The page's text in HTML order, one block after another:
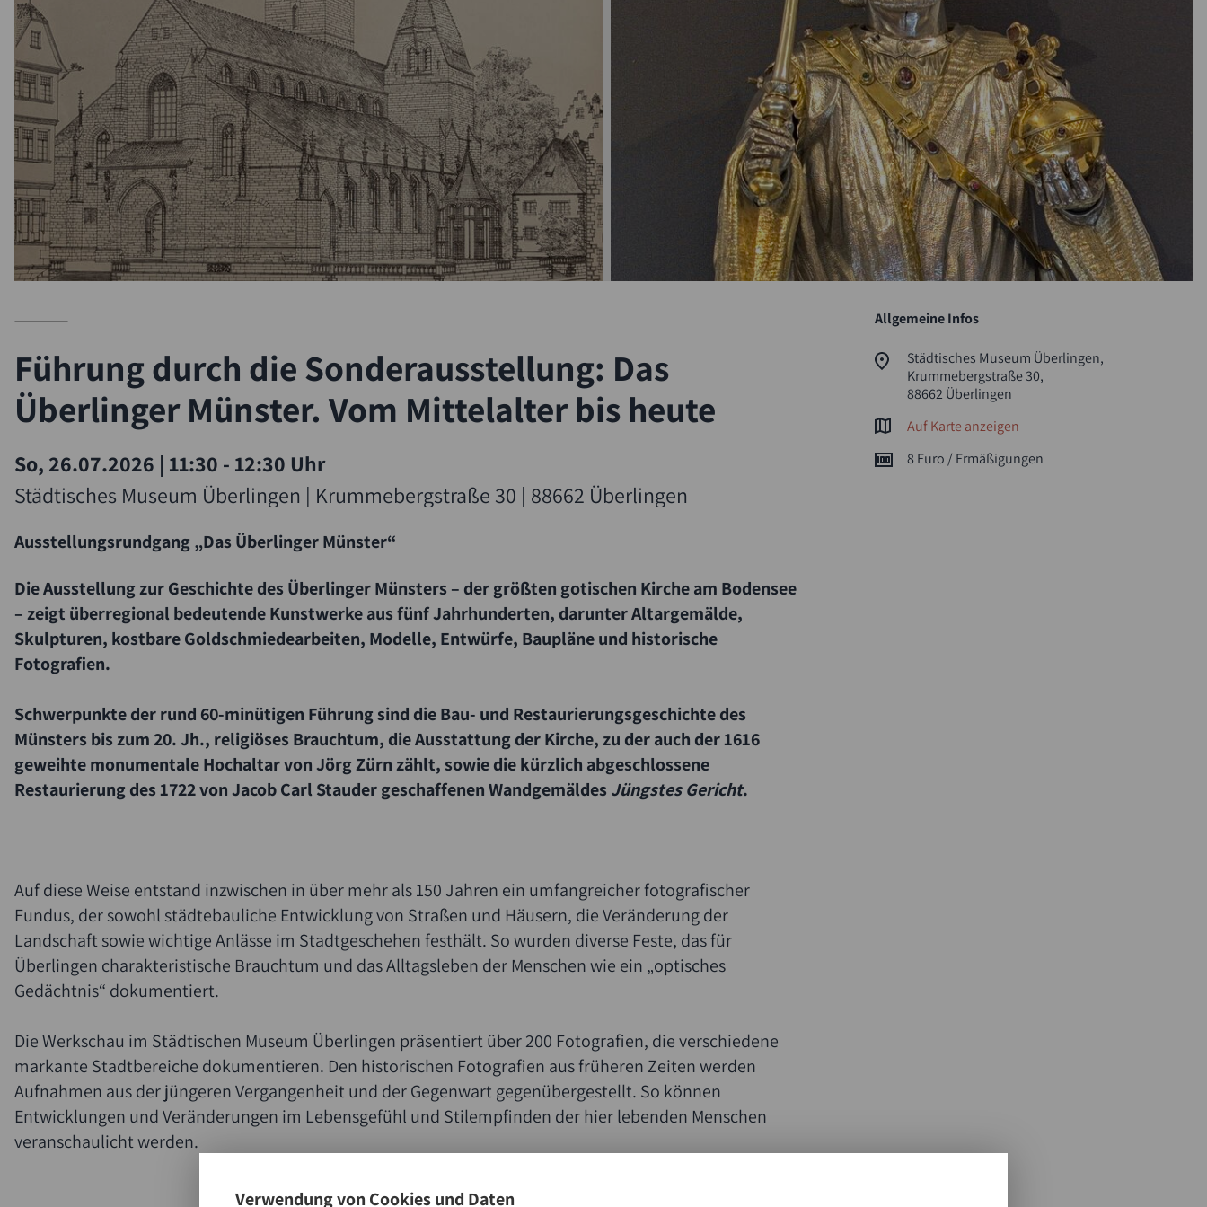
Führung durch die Sonderausstellung: Das
Überlinger Münster. Vom Mittelalter bis heute
So, 26.07.2026 | 11:30 - 12:30 Uhr
Städtisches Museum Überlingen | Krummebergstraße 30 | 88662 Überlingen
Ausstellungsrundgang „Das Überlinger Münster“
Die Ausstellung zur Geschichte des Überlinger Münsters – der größten gotischen Kirche am Bodensee
– zeigt überregional bedeutende Kunstwerke aus fünf Jahrhunderten, darunter Altargemälde,
Skulpturen, kostbare Goldschmiedearbeiten, Modelle, Entwürfe, Baupläne und historische
Fotografien.
Schwerpunkte der rund 60-minütigen Führung sind die Bau- und Restaurierungsgeschichte des
Münsters bis zum 20. Jh., religiöses Brauchtum, die Ausstattung der Kirche, zu der auch der 1616
geweihte monumentale Hochaltar von Jörg Zürn zählt, sowie die kürzlich abgeschlossene
Restaurierung des 1722 von Jacob Carl Stauder geschaffenen Wandgemäldes Jüngstes Gericht.
Auf diese Weise entstand inzwischen in über mehr als 150 Jahren ein umfangreicher fotografischer
Fundus, der sowohl städtebauliche Entwicklung von Straßen und Häusern, die Veränderung der
Landschaft sowie wichtige Anlässe im Stadtgeschehen festhält. So wurden diverse Feste, das für
Überlingen charakteristische Brauchtum und das Alltagsleben der Menschen wie ein „optisches
Gedächtnis“ dokumentiert.
Die Werkschau im Städtischen Museum Überlingen präsentiert über 200 Fotografien, die verschiedene
markante Stadtbereiche dokumentieren. Den historischen Fotografien aus früheren Zeiten werden
Aufnahmen aus der jüngeren Vergangenheit und der Gegenwart gegenübergestellt. So können
Entwicklungen und Veränderungen im Lebensgefühl und Stilempfinden der hier lebenden Menschen
veranschaulicht werden.
Allgemeine Infos
Städtisches Museum Überlingen,
Krummebergstraße 30,
88662 Überlingen
Auf Karte anzeigen
8 Euro / Ermäßigungen
Suche
Verwendung von Cookies und Daten